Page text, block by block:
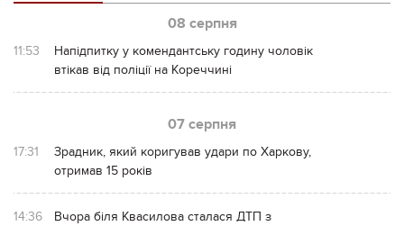
08 серпня
11:53
Напідпитку у комендантську годину чоловік
втікав від поліції на Кореччині
07 серпня
17:31
Зрадник, який коригував удари по Харкову,
отримав 15 років
14:36
Вчора біля Квасилова сталася ДТП з